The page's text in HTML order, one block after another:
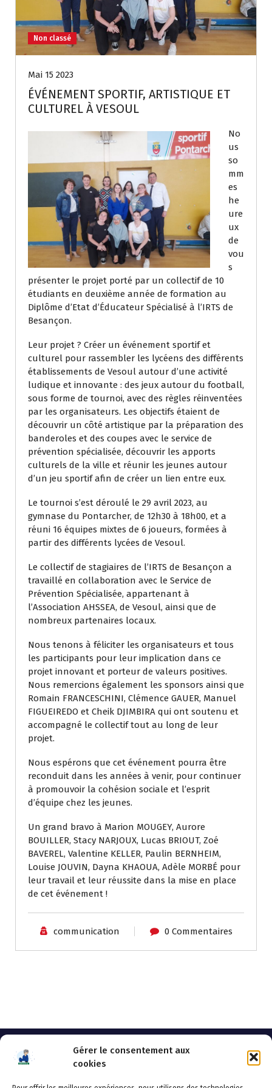
Gérer le consentement aux
cookies
Non classé
Mai 15 2023
ÉVÉNEMENT SPORTIF, ARTISTIQUE ET
CULTUREL À VESOUL
No
us
so
mm
es
he
ure
ux
de
vou
s
présenter le projet porté par un collectif de 10
étudiants en deuxième année de formation au
Diplôme d’Etat d’Éducateur Spécialisé à l’IRTS de
Besançon.
Leur projet ? Créer un événement sportif et
culturel pour rassembler les lycéens des différents
établissements de Vesoul autour d’une activité
ludique et innovante : des jeux autour du football,
sous forme de tournoi, avec des règles réinventées
par les organisateurs. Les objectifs étaient de
découvrir un côté artistique par la préparation des
banderoles et des coupes avec le service de
prévention spécialisée, découvrir les apports
culturels de la ville et réunir les jeunes autour
d’un jeu sportif afin de créer un lien entre eux.
Le tournoi s’est déroulé le 29 avril 2023, au
gymnase du Pontarcher, de 12h30 à 18h00, et a
réuni 16 équipes mixtes de 6 joueurs, formées à
partir des différents lycées de Vesoul.
Le collectif de stagiaires de l’IRTS de Besançon a
travaillé en collaboration avec le Service de
Prévention Spécialisée, appartenant à
l’Association AHSSEA, de Vesoul, ainsi que de
nombreux partenaires locaux.
Nous tenons à féliciter les organisateurs et tous
les participants pour leur implication dans ce
projet innovant et porteur de valeurs positives.
Nous remercions également les sponsors ainsi que
Romain FRANCESCHINI, Clémence GAUER, Manuel
FIGUEIREDO et Cheik DJIMBIRA qui ont soutenu et
accompagné le collectif tout au long de leur
projet.
Nous espérons que cet événement pourra être
reconduit dans les années à venir, pour continuer
à promouvoir la cohésion sociale et l’esprit
d’équipe chez les jeunes.
Un grand bravo à Marion MOUGEY, Aurore
BOUILLER, Stacy NARJOUX, Lucas BRIOUT, Zoé
BAVEREL, Valentine KELLER, Paulin BERNHEIM,
Louise JOUVIN, Dayna KHAOUA, Adèle MORBÉ pour
leur travail et leur réussite dans la mise en place
de cet événement !
communication 0 Commentaires